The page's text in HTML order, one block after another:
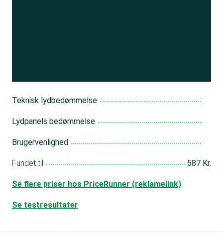
Teknisk lydbedømmelse
Lydpanels bedømmelse
Brugervenlighed
Fundet til 587 Kr.
Se flere priser hos PriceRunner (reklamelink)
Se testresultater